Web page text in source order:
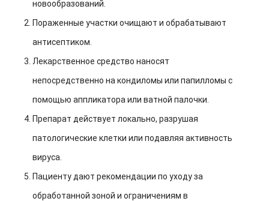
новообразований.
Пораженные участки очищают и обрабатывают
антисептиком.
Лекарственное средство наносят
непосредственно на кондиломы или папилломы с
помощью аппликатора или ватной палочки.
Препарат действует локально, разрушая
патологические клетки или подавляя активность
вируса.
Пациенту дают рекомендации по уходу за
обработанной зоной и ограничениям в